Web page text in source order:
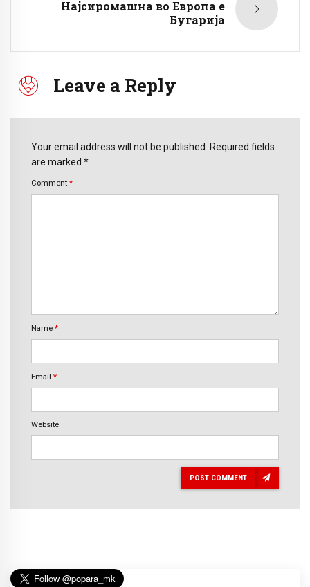
Најсиромашна во Европа е
Бугарија
Leave a Reply
Your email address will not be published. Required fields
are marked *
Comment *
Name *
Email *
Website
POST COMMENT